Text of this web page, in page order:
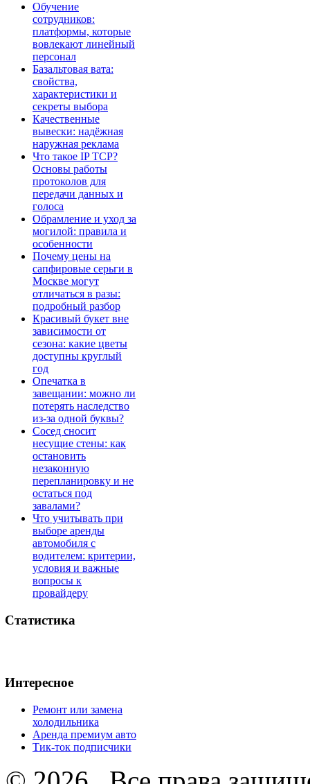
Обучение
сотрудников:
платформы, которые
вовлекают линейный
персонал
Базальтовая вата:
свойства,
характеристики и
секреты выбора
Качественные
вывески: надёжная
наружная реклама
Что такое IP TCP?
Основы работы
протоколов для
передачи данных и
голоса
Обрамление и уход за
могилой: правила и
особенности
Почему цены на
сапфировые серьги в
Москве могут
отличаться в разы:
подробный разбор
Красивый букет вне
зависимости от
сезона: какие цветы
доступны круглый
год
Опечатка в
завещании: можно ли
потерять наследство
из-за одной буквы?
Сосед сносит
несущие стены: как
остановить
незаконную
перепланировку и не
остаться под
завалами?
Что учитывать при
выборе аренды
автомобиля с
водителем: критерии,
условия и важные
вопросы к
провайдеру
Статистика
Интересное
Ремонт или замена
холодильника
Аренда премиум авто
Тик-ток подписчики